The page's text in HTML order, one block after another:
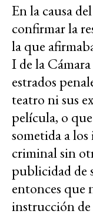
En la causa
confirmar la
la que
I de la
estrados
teatro ni sus
película, o
sometida a
criminal sin
publicidad de
entonces que
instrucción de